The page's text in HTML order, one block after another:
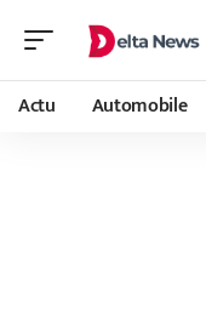
Actu Automobile